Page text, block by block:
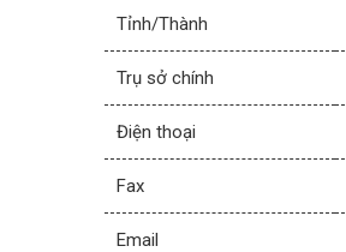
Tỉnh/Thành
Trụ sở chính
Điện thoại
Fax
Email